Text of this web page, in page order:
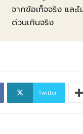
จากข้อเท็จจริง และ
ด่วนเกินจริง
Twitter